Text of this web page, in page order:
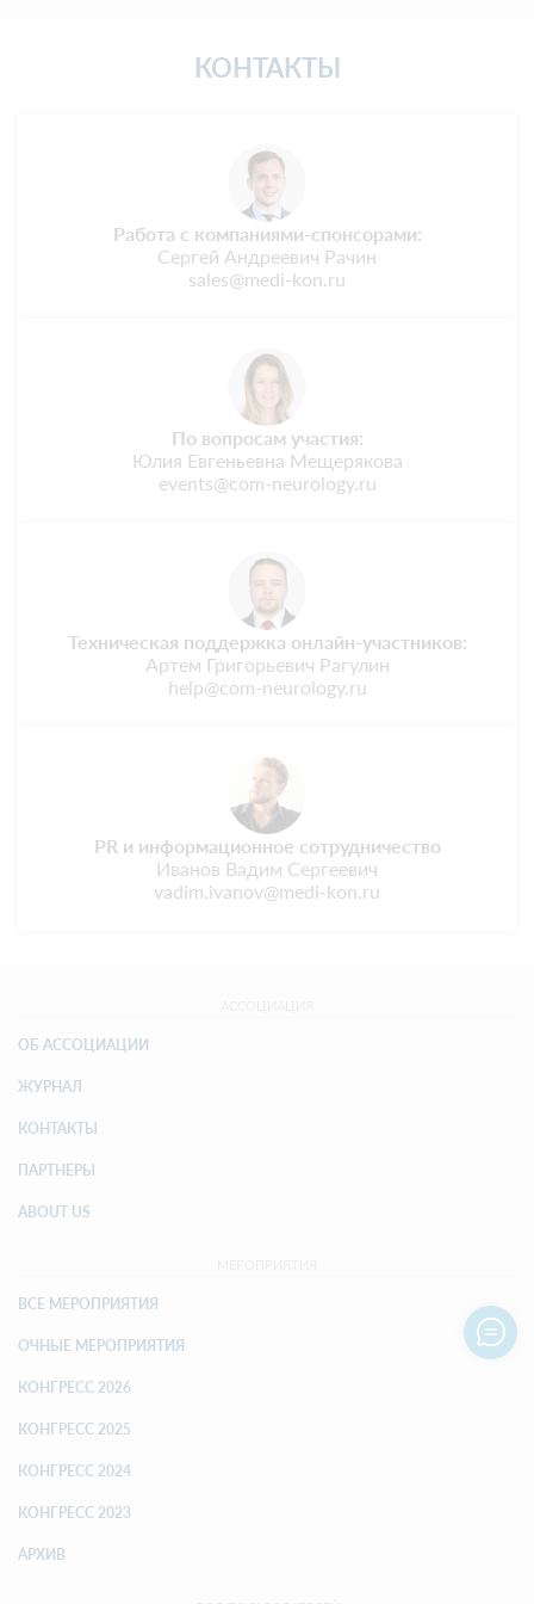
КОНТАКТЫ
Работа с компаниями-спонсорами:
Сергей Андреевич Рачин
sales@medi-kon.ru
По вопросам участия:
Юлия Евгеньевна Мещерякова
events@com-neurology.ru
Техническая поддержка онлайн-участников:
Артем Григорьевич Рагулин
help@com-neurology.ru
PR и информационное сотрудничество
Иванов Вадим Сергеевич
vadim.ivanov@medi-kon.ru
ОБ АССОЦИАЦИИ
ЖУРНАЛ
КОНТАКТЫ
ПАРТНЕРЫ
ABOUT US
ВСЕ МЕРОПРИЯТИЯ
ОЧНЫЕ МЕРОПРИЯТИЯ
КОНГРЕСС 2026
КОНГРЕСС 2025
КОНГРЕСС 2024
КОНГРЕСС 2023
АРХИВ